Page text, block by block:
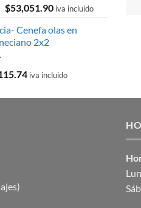
El
original
era:
$53,051.90El
actual
iva incluido
Cenefa olas en
2x2
El
actual
iva incluido